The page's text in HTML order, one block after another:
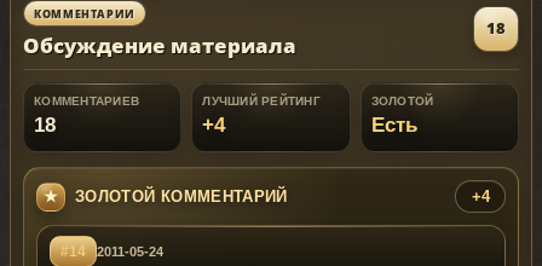
КОММЕНТАРИИ
Обсуждение материала
18
КОММЕНТАРИЕВ
18
ЛУЧШИЙ РЕЙТИНГ
+4
ЗОЛОТОЙ
Есть
ЗОЛОТОЙ КОММЕНТАРИЙ +4
#14 2011-05-24